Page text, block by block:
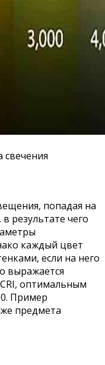
свечения
попадая на
результате чего
каждый цвет
если на него
выражается
оптимальным
Пример
предмета